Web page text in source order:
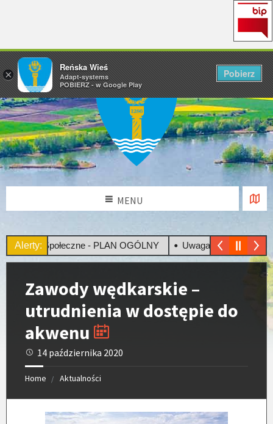
×
Reńska Wieś
Adapt-systems
POBIERZ - w Google Play
Pobierz
MENU
Alerty:Społeczne - PLAN OGÓLNY Uwaga! Upały
Zawody wędkarskie –
utrudnienia w dostępie do
akwenu
14 października 2020
Home Aktualności